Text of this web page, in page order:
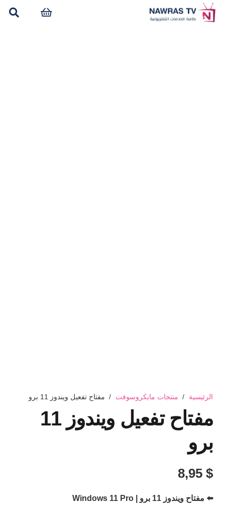
الرئيسية / منتجات مايكروسوفت / مفتاح تفعيل ويندوز 11 برو
مفتاح تفعيل ويندوز 11
برو
$
⬅️ مفتاح ويندوز 11 برو | Windows 11 Pro